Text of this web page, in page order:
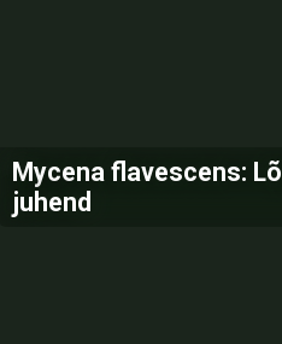
Mycena flavescens:
juhend